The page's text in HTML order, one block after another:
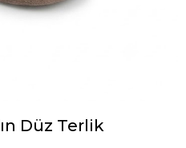
Düz Terlik